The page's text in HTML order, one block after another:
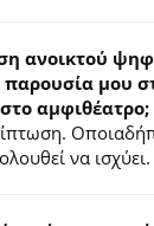
ανοικτού
μου
αμφιθέατρο;
να ισχύει.